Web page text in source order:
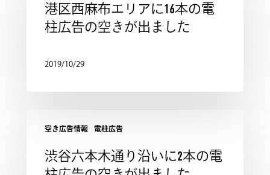
港区西麻布エリアに16本の電
柱広告の空きが出ました
2019/10/29
空き広告情報 電柱広告
渋谷六本木通り沿いに2本の電